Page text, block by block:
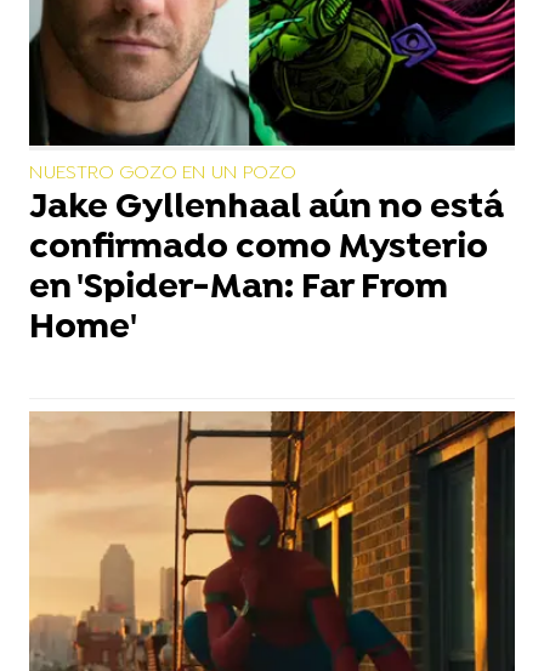
NUESTRO GOZO EN UN POZO
Jake Gyllenhaal aún no está
confirmado como Mysterio
en 'Spider-Man: Far From
Home'